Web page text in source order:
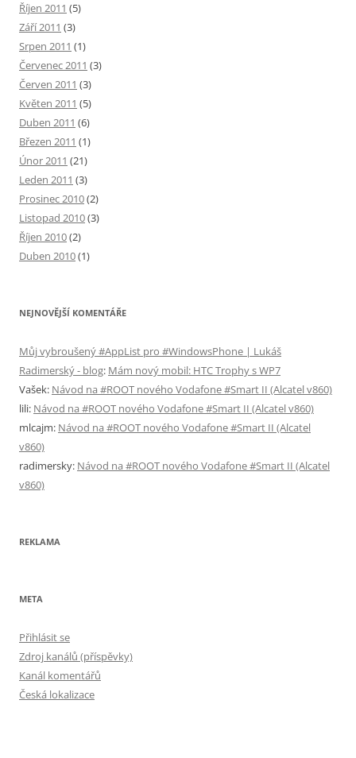
Říjen 2011 (5)
Září 2011 (3)
Srpen 2011 (1)
Červenec 2011 (3)
Červen 2011 (3)
Květen 2011 (5)
Duben 2011 (6)
Březen 2011 (1)
Únor 2011 (21)
Leden 2011 (3)
Prosinec 2010(2)
Listopad 2010(3)
Říjen 2010(2)
Duben 2010(1)
NEJNOVĚJŠÍ KOMENTÁŘE
Můj vybroušený #AppList pro #WindowsPhone | Lukáš
Radimerský - blog: Mám nový mobil: HTC Trophy s WP7
Vašek: Návod na #ROOT nového Vodafone #Smart II (Alcatel v860)
lili: Návod na #ROOT nového Vodafone #Smart II (Alcatel v860)
mlcajm: Návod na #ROOT nového Vodafone #Smart II (Alcatel
v860)
radimersky: Návod na #ROOT nového Vodafone #Smart II (Alcatel
v860)
REKLAMA
META
Přihlásit se
Zdroj kanálů (příspěvky)
Kanál komentářů
Česká lokalizace